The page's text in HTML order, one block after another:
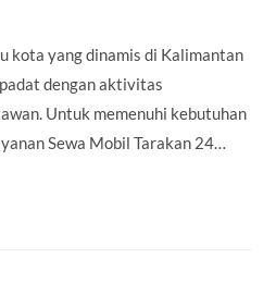
kota yang dinamis di Kalimantan
dengan aktivitas
Untuk memenuhi kebutuhan
Sewa Mobil Tarakan 24…